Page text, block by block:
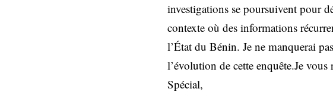
investigations se poursuivent pour
contexte où des informations
l’État du Bénin. Je ne manquerai
l’évolution de cette enquête.Je
Spécial,